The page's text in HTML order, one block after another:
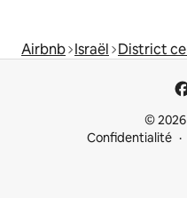
Airbnb Israël District
©
Confidentialité